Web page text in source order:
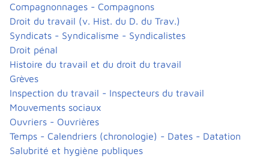
Compagnonnages - Compagnons
Droit du travail (v. Hist. du D. du Trav.)
Syndicats - Syndicalisme - Syndicalistes
Droit pénal
Histoire du travail et du droit du travail
Grèves
Inspection du travail - Inspecteurs du travail
Mouvements sociaux
Ouvriers - Ouvrières
Temps - Calendriers (chronologie) - Dates - Datation
Salubrité et hygiène publiques